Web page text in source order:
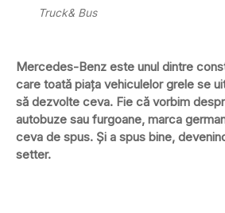
Truck& Bus
Mercedes-Benz este unul dintre
care toată piața vehiculelor grele se
să dezvolte ceva. Fie că vorbim
autobuze sau furgoane, marca
ceva de spus. Și a spus bine,
setter.